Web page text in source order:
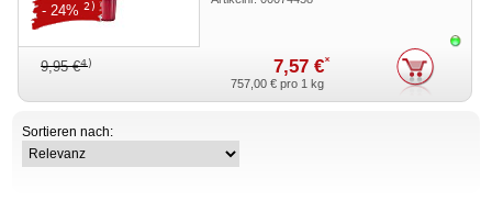
9,95 €4) 7,57 €*
- 24%2)
757,00 €pro 1 kg
Sortieren nach: